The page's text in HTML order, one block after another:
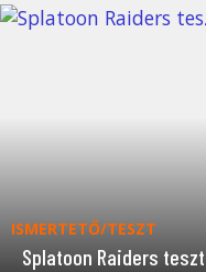
ISMERTETŐ/TESZT
Splatoon Raiders